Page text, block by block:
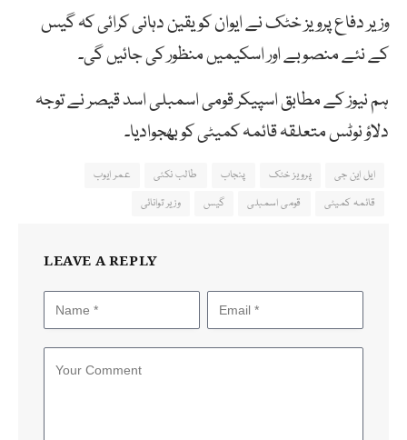
وزیر دفاع پرویز خٹک نے ایوان کو یقین دہانی کرائی کہ گیس
کے نئے منصوبے اور اسکیمیں منظور کی جائیں گی۔
ہم نیوز کے مطابق اسپیکر قومی اسمبلی اسد قیصر نے توجہ
دلاؤ نوٹس متعلقہ قائمہ کمیٹی کو بھجوادیا۔
ایل این جی پرویز خٹک پنجاب طالب نکئی
عمر ایوب
قائمہ کمیٹی
قومی اسمبلی گیس وزیر توانائی
LEAVE A REPLY